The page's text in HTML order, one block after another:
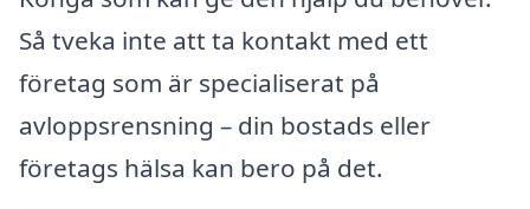
Så tveka inte att ta kontakt med ett
företag som är specialiserat på
avloppsrensning – din bostads eller
företags hälsa kan bero på det.